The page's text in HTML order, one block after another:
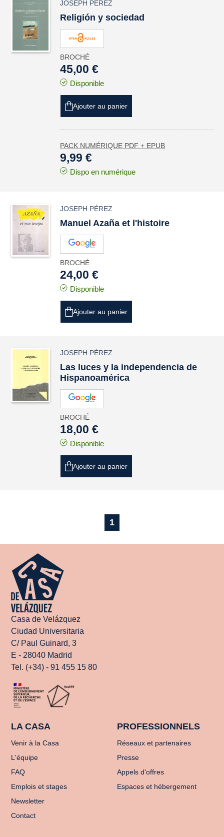
JOSEPH PÉREZ
Religión y sociedad
BROCHÉ
45,00 €
Disponible
Ajouter au panier
PACK NUMÉRIQUE PDF + EPUB
9,99 €
Dispo en numérique
JOSEPH PÉREZ
Manuel Azaña et l'histoire
BROCHÉ
24,00 €
Disponible
Ajouter au panier
JOSEPH PÉREZ
Las luces y la independencia de
Hispanoamérica
BROCHÉ
18,00 €
Disponible
Ajouter au panier
1
Casa de Velázquez
Ciudad Universitaria
C/ Paul Guinard, 3
E - 28040 Madrid
Tel. (+34) - 91 455 15 80
LA CASA
Venir à la Casa
L'équipe
FAQ
Emplois et stages
Newsletter
Contact
PROFESSIONNELS
Réseaux et partenaires
Presse
Appels d'offres
Espaces et hébergement